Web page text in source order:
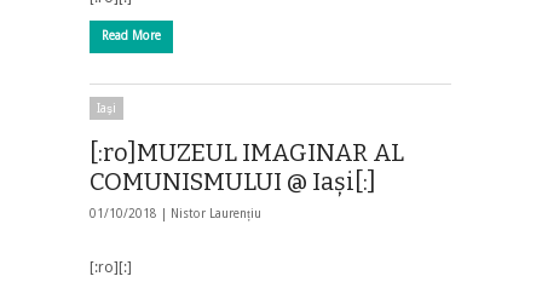
Read More
Iaşi
[:ro]MUZEUL IMAGINAR AL
COMUNISMULUI @ Iași[:]
01/10/2018 | Nistor Laurențiu
[:ro][:]